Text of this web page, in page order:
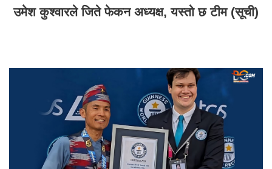
उमेश कुश्वारले जिते फेकन अध्यक्ष, यस्तो छ टीम (सूची)